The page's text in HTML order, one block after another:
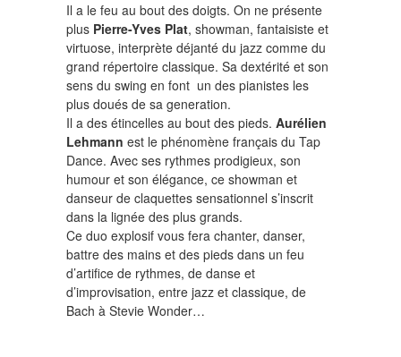
Il a le feu au bout des doigts. On ne présente
plus Pierre-Yves Plat, showman, fantaisiste et
virtuose, interprète déjanté du jazz comme du
grand répertoire classique. Sa dextérité et son
sens du swing en font un des pianistes les
plus doués de sa generation.
Il a des étincelles au bout des pieds. Aurélien
Lehmann est le phénomène français du Tap
Dance. Avec ses rythmes prodigieux, son
humour et son élégance, ce showman et
danseur de claquettes sensationnel s’inscrit
dans la lignée des plus grands.
Ce duo explosif vous fera chanter, danser,
battre des mains et des pieds dans un feu
d’artifice de rythmes, de danse et
d’improvisation, entre jazz et classique, de
Bach à Stevie Wonder…